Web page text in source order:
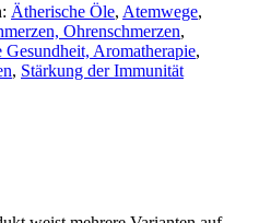
Ätherische Öle, Atemwege,
Ohrenschmerzen,
Gesundheit, Aromatherapie,
, Stärkung der Immunität